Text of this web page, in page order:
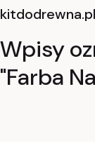
kitdodrewna.pl
Wpisy
"Farba